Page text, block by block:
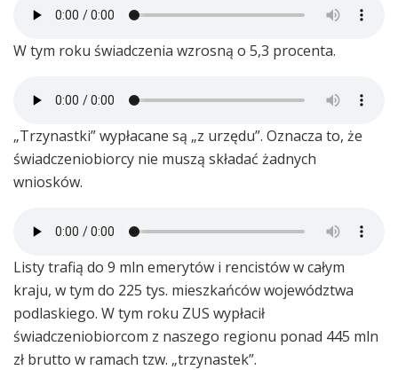
W tym roku świadczenia wzrosną o 5,3 procenta.
„Trzynastki” wypłacane są „z urzędu”. Oznacza to, że
świadczeniobiorcy nie muszą składać żadnych
wniosków.
Listy trafią do 9 mln emerytów i rencistów w całym
kraju, w tym do 225 tys. mieszkańców województwa
podlaskiego. W tym roku ZUS wypłacił
świadczeniobiorcom z naszego regionu ponad 445 mln
zł brutto w ramach tzw. „trzynastek”.